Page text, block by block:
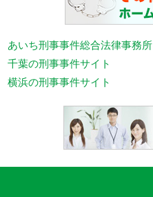
あいち刑事事件総合法律事務所
千葉の刑事事件サイト
横浜の刑事事件サイト